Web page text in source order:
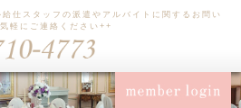
仕スタッフの派遣やアルバイトに関するお問い
軽にご連絡ください++